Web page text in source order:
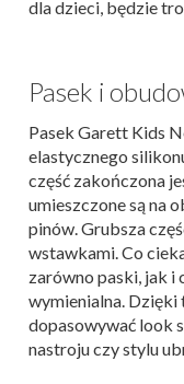
dla dzieci, będzie
Pasek i
Pasek Garett Kids
elastycznego
część zakończona
umieszczone są na
pinów. Grubsza
wstawkami. Co
zarówno paski, jak i
wymienialna. Dzięki
dopasowywać look
nastroju czy stylu